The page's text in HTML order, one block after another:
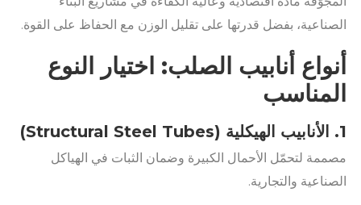
الصناعية، بفضل قدرتها على تقليل الوزن مع الحفاظ على القوة.
أنواع أنابيب الصلب: اختيار النوع
المناسب
1. الأنابيب الهيكلية (Structural Steel Tubes)
مصممة لتحمّل الأحمال الكبيرة وضمان الثبات في الهياكل
الصناعية والتجارية.